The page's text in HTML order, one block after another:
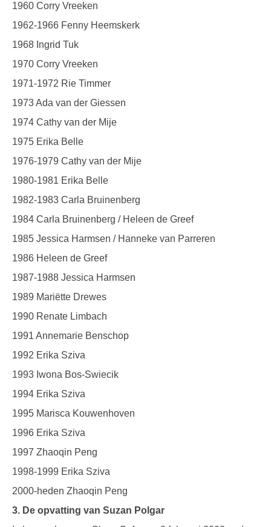
1960 Corry Vreeken
1962-1966 Fenny Heemskerk
1968 Ingrid Tuk
1970 Corry Vreeken
1971-1972 Rie Timmer
1973 Ada van der Giessen
1974 Cathy van der Mije
1975 Erika Belle
1976-1979 Cathy van der Mije
1980-1981 Erika Belle
1982-1983 Carla Bruinenberg
1984 Carla Bruinenberg / Heleen de Greef
1985 Jessica Harmsen / Hanneke van Parreren
1986 Heleen de Greef
1987-1988 Jessica Harmsen
1989 Mariëtte Drewes
1990 Renate Limbach
1991 Annemarie Benschop
1992 Erika Sziva
1993 Iwona Bos-Swiecik
1994 Erika Sziva
1995 Marisca Kouwenhoven
1996 Erika Sziva
1997 Zhaoqin Peng
1998-1999 Erika Sziva
2000-heden Zhaoqin Peng
3. De opvatting van Suzan Polgar